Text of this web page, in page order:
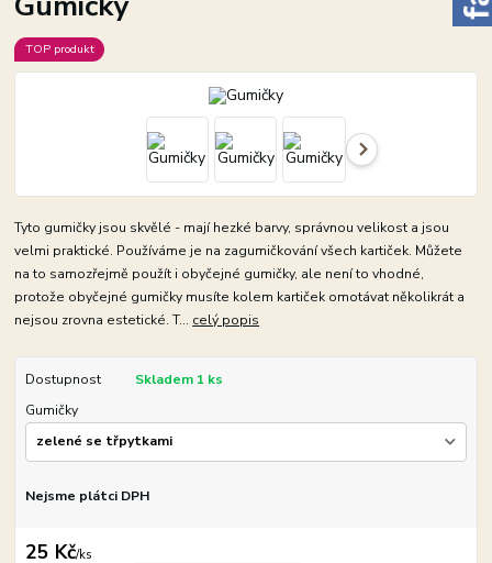
TOP produkt
Tyto gumičky jsou skvělé - mají hezké barvy, správnou velikost a jsou
velmi praktické. Používáme je na zagumičkování všech kartiček. Můžete
na to samozřejmě použít i obyčejné gumičky, ale není to vhodné,
protože obyčejné gumičky musíte kolem kartiček omotávat několikrát a
nejsou zrovna estetické. T... celý popis
Dostupnost
Skladem 1 ks
Gumičky
Nejsme plátci DPH
25 Kč/ks